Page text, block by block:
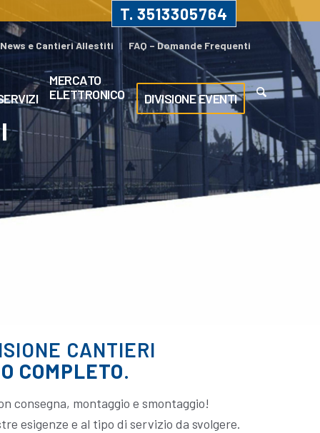
News e Cantieri Allestiti FAQ – Domande Frequenti
T. 3513305764
MERCATO
ELETTRONICO
DIVISIONE EVENTI
CANTIERI
COMPLETO.
consegna, montaggio e smontaggio!
esigenze e al tipo di servizio da svolgere.